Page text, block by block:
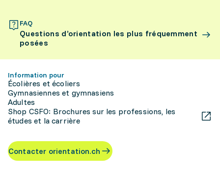
FAQ
Questions d’orientation les plus fréquemment
posées
Information pour
Écolières et écoliers
Gymnasiennes et gymnasiens
Adultes
Shop CSFO: Brochures sur les professions, les
études et la carrière
Contacter orientation.ch